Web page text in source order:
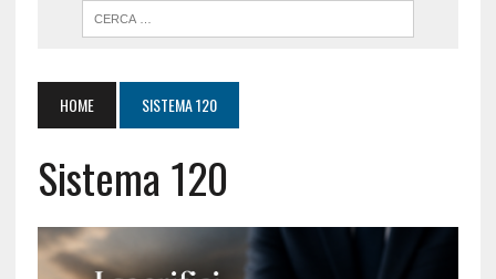
HOME SISTEMA 120
Sistema 120